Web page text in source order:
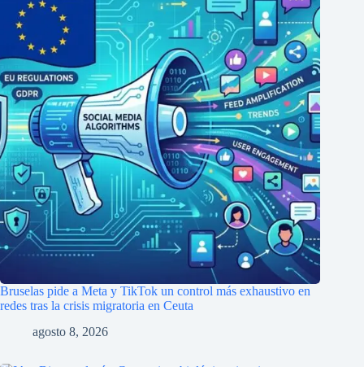
Bruselas pide a Meta y TikTok un control más exhaustivo en
redes tras la crisis migratoria en Ceuta
agosto 8, 2026